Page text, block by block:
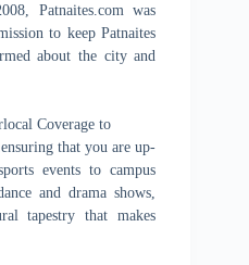
Patnaites.com was
to keep Patnaites
about the city and
Coverage to
that you are up-
events to campus
and drama shows,
tapestry that makes